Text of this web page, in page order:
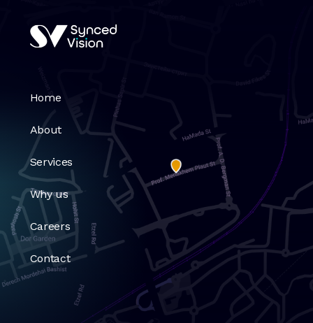
Home
About
Services
Why us
Careers
Contact